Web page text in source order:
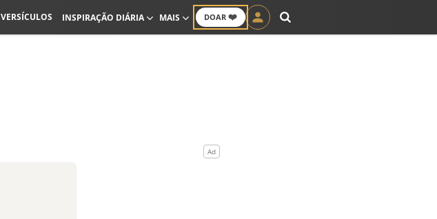
DOAR ❤️
VERSÍCULOS INSPIRAÇÃO DIÁRIA MAIS